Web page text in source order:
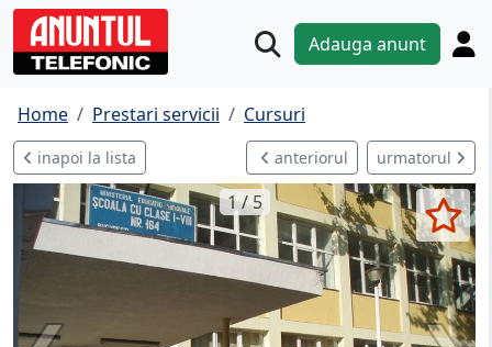
Adauga anunt
Home Prestari servicii Cursuri
inapoi la lista anteriorul urmatorul
1 / 5